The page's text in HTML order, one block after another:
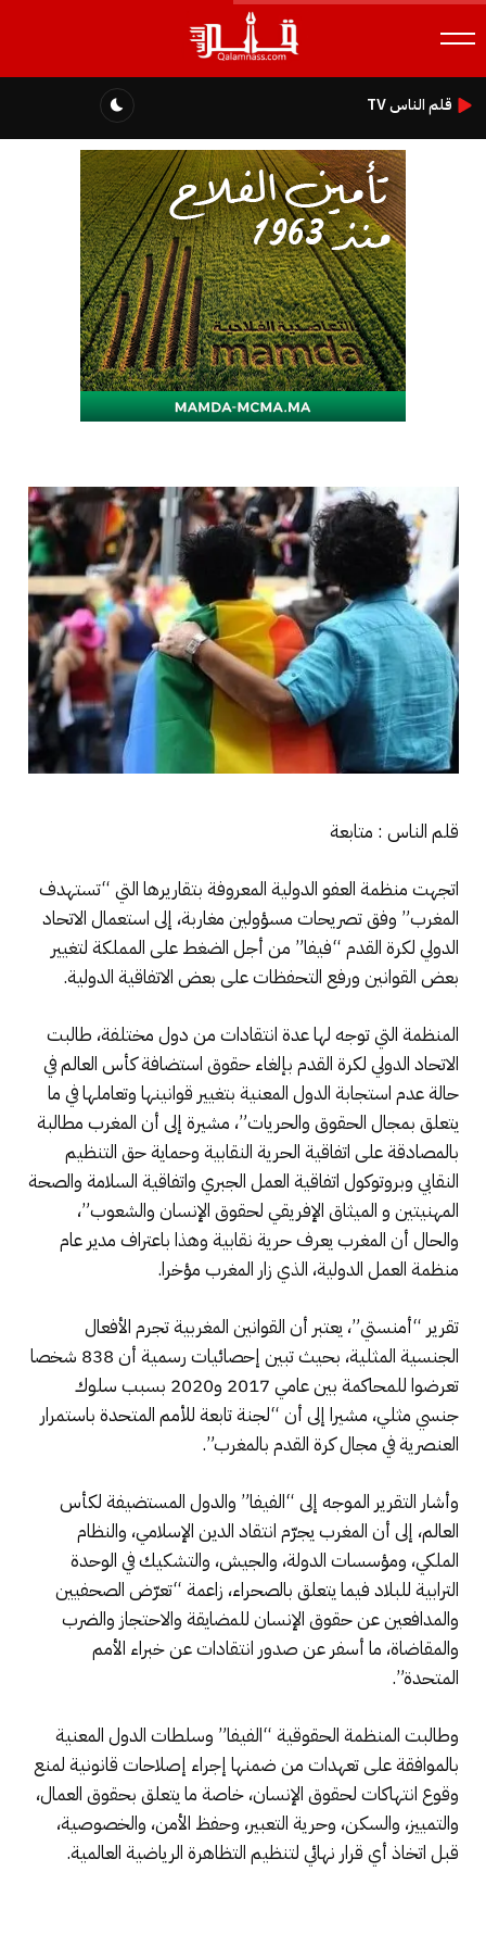
قلم الناس TV
قلم الناس : متابعة
اتجهت منظمة العفو الدولية المعروفة بتقاريرها التي “تستهدف
المغرب” وفق تصريحات مسؤولين مغاربة، إلى استعمال الاتحاد
الدولي لكرة القدم “فيفا” من أجل الضغط على المملكة لتغيير
بعض القوانين ورفع التحفظات على بعض الاتفاقية الدولية.
المنظمة التي توجه لها عدة انتقادات من دول مختلفة، طالبت
الاتحاد الدولي لكرة القدم بإلغاء حقوق استضافة كأس العالم في
حالة عدم استجابة الدول المعنية بتغيير قوانينها وتعاملها في ما
يتعلق بمجال الحقوق والحريات”، مشيرة إلى أن المغرب مطالبة
بالمصادقة على اتفاقية الحرية النقابية وحماية حق التنظيم
النقابي وبروتوكول اتفاقية العمل الجبري واتفاقية السلامة والصحة
المهنيتين و الميثاق الإفريقي لحقوق الإنسان والشعوب”،
والحال أن المغرب يعرف حرية نقابية وهذا باعتراف مدير عام
منظمة العمل الدولية، الذي زار المغرب مؤخرا.
تقرير “أمنستي”، يعتبر أن القوانين المغربية تجرم الأفعال
الجنسية المثلية، بحيث تبين إحصائيات رسمية أن 838 شخصا
تعرضوا للمحاكمة بين عامي 2017 و2020 بسبب سلوك
جنسي مثلي، مشيرا إلى أن “لجنة تابعة للأمم المتحدة باستمرار
العنصرية في مجال كرة القدم بالمغرب”.
وأشار التقرير الموجه إلى “الفيفا” والدول المستضيفة لكأس
العالم، إلى أن المغرب يجرّم انتقاد الدين الإسلامي، والنظام
الملكي، ومؤسسات الدولة، والجيش، والتشكيك في الوحدة
الترابية للبلاد فيما يتعلق بالصحراء، زاعمة “تعرّض الصحفيين
والمدافعين عن حقوق الإنسان للمضايقة والاحتجاز والضرب
والمقاضاة، ما أسفر عن صدور انتقادات عن خبراء الأمم
المتحدة”.
وطالبت المنظمة الحقوقية “الفيفا” وسلطات الدول المعنية
بالموافقة على تعهدات من ضمنها إجراء إصلاحات قانونية لمنع
وقوع انتهاكات لحقوق الإنسان، خاصة ما يتعلق بحقوق العمال،
والتمييز، والسكن، وحرية التعبير، وحفظ الأمن، والخصوصية،
قبل اتخاذ أي قرار نهائي لتنظيم التظاهرة الرياضية العالمية.